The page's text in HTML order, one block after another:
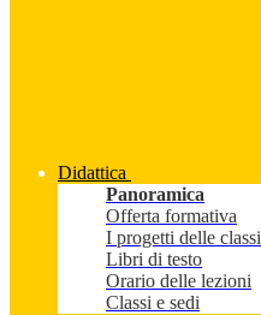
Didattica
Panoramica
Offerta formativa
I progetti delle classi
Libri di testo
Orario delle lezioni
Classi e sedi